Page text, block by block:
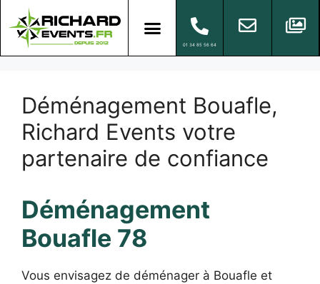
01 34 85 56 64
Déménagement Bouafle,
Richard Events votre
partenaire de confiance
Déménagement
Bouafle 78
Vous envisagez de déménager à Bouafle et